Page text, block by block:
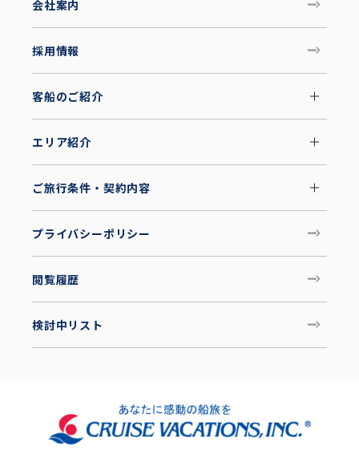
会社案内
採用情報
客船のご紹介
エリア紹介
ご旅行条件・契約内容
プライバシーポリシー
閲覧履歴
検討中リスト